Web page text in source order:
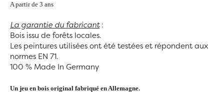
A partir de 3 ans
La garantie du fabricant:
Bois issu de forêts locales.
Les peintures utilisées ont été testées et répondent aux
normes EN 71.
100 % Made In Germany
Un jeu en bois original fabriqué en Allemagne.